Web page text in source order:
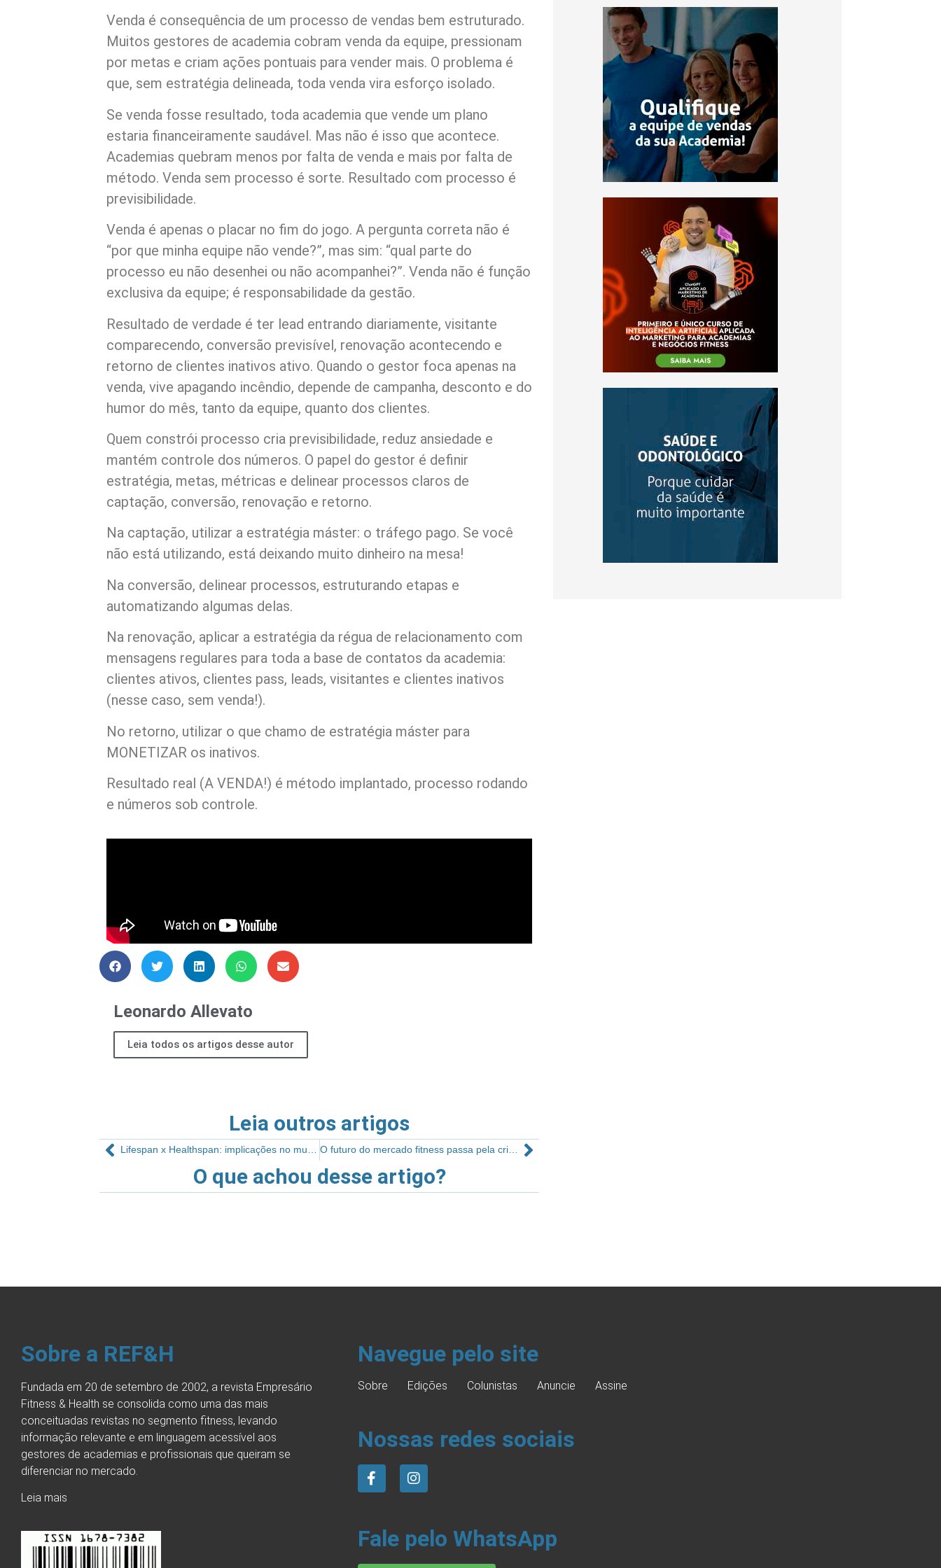
Venda é consequência de um processo de vendas bem estruturado.
Muitos gestores de academia cobram venda da equipe, pressionam
por metas e criam ações pontuais para vender mais. O problema é
que, sem estratégia delineada, toda venda vira esforço isolado.
Se venda fosse resultado, toda academia que vende um plano
estaria financeiramente saudável. Mas não é isso que acontece.
Academias quebram menos por falta de venda e mais por falta de
método. Venda sem processo é sorte. Resultado com processo é
previsibilidade.
Venda é apenas o placar no fim do jogo. A pergunta correta não é
“por que minha equipe não vende?”, mas sim: “qual parte do
processo eu não desenhei ou não acompanhei?”. Venda não é função
exclusiva da equipe; é responsabilidade da gestão.
Resultado de verdade é ter lead entrando diariamente, visitante
comparecendo, conversão previsível, renovação acontecendo e
retorno de clientes inativos ativo. Quando o gestor foca apenas na
venda, vive apagando incêndio, depende de campanha, desconto e do
humor do mês, tanto da equipe, quanto dos clientes.
Quem constrói processo cria previsibilidade, reduz ansiedade e
mantém controle dos números. O papel do gestor é definir
estratégia, metas, métricas e delinear processos claros de
captação, conversão, renovação e retorno.
Na captação, utilizar a estratégia máster: o tráfego pago. Se você
não está utilizando, está deixando muito dinheiro na mesa!
Na conversão, delinear processos, estruturando etapas e
automatizando algumas delas.
Na renovação, aplicar a estratégia da régua de relacionamento com
mensagens regulares para toda a base de contatos da academia:
clientes ativos, clientes pass, leads, visitantes e clientes inativos
(nesse caso, sem venda!).
No retorno, utilizar o que chamo de estratégia máster para
MONETIZAR os inativos.
Resultado real (A VENDA!) é método implantado, processo rodando
e números sob controle.
Leonardo Allevato
Leia todos os artigos desse autor
Leia outros artigos
Lifespan x Healthspan: implicações no mundo fitness O futuro do mercado fitness passa pela criação de ecossistemas
O que achou desse artigo?
Sobre a REF&H
Fundada em 20 de setembro de 2002, a revista Empresário
Fitness & Health se consolida como uma das mais
conceituadas revistas no segmento fitness, levando
informação relevante e em linguagem acessível aos
gestores de academias e profissionais que queiram se
diferenciar no mercado.
Leia mais
Navegue pelo site
Sobre Edições Colunistas Anuncie Assine
Nossas redes sociais
Fale pelo WhatsApp